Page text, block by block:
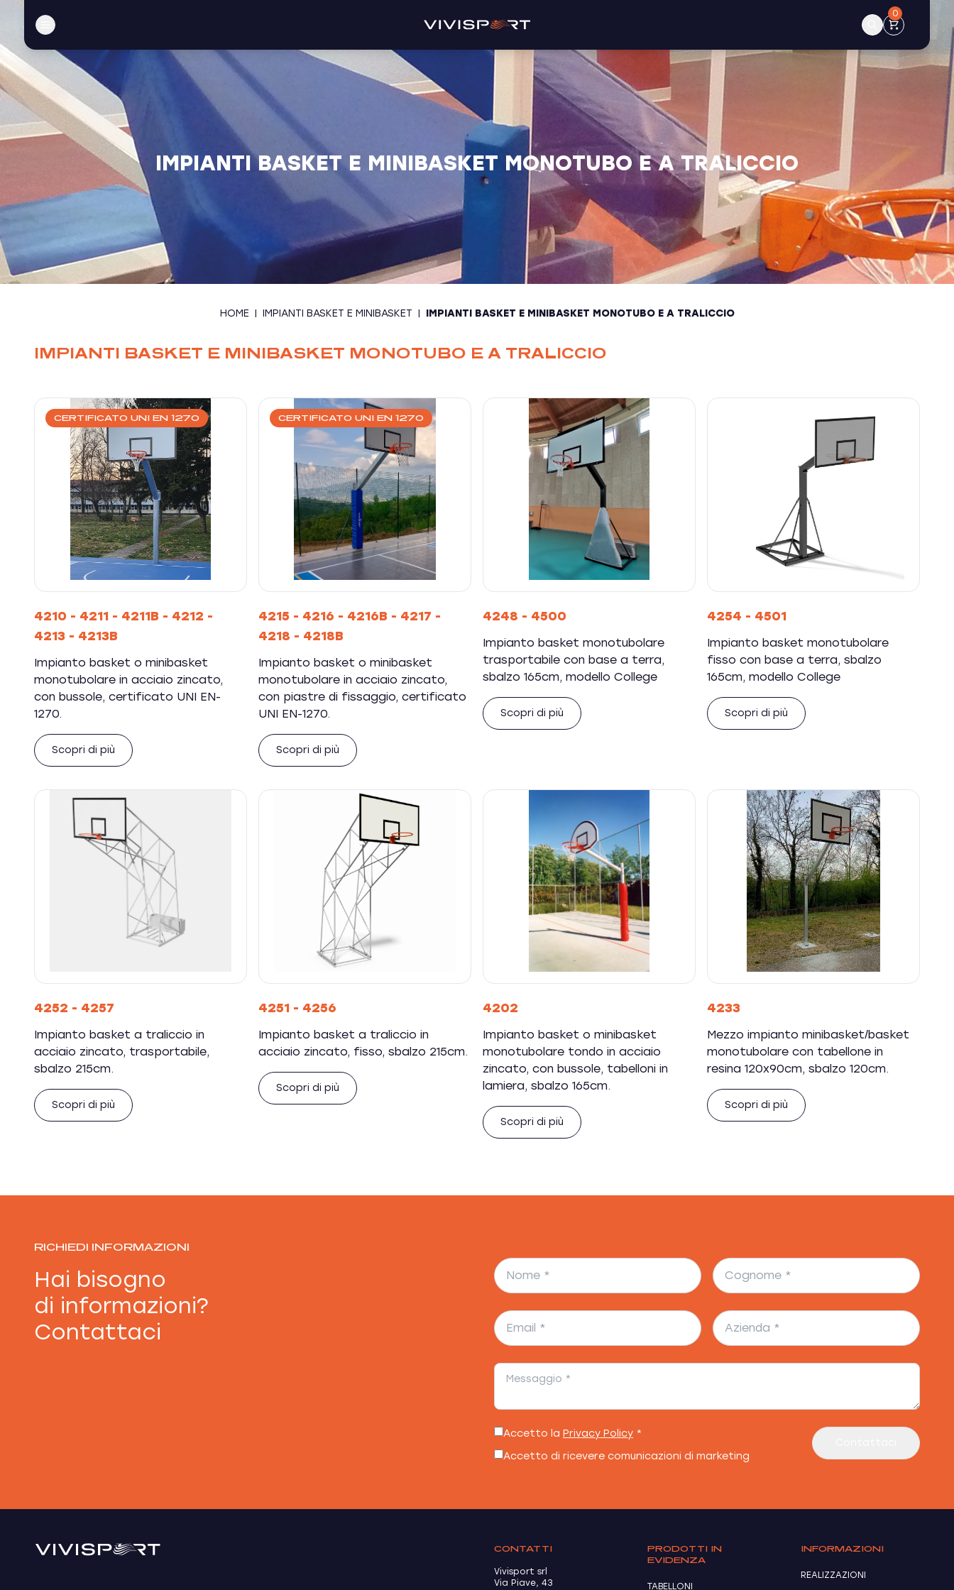
0
IMPIANTI BASKET E MINIBASKET MONOTUBO E A TRALICCIO
HOME | IMPIANTI BASKET E MINIBASKET | IMPIANTI BASKET E MINIBASKET MONOTUBO E A TRALICCIO
IMPIANTI BASKET E MINIBASKET MONOTUBO E A TRALICCIO
CERTIFICATO UNI EN 1270
4210 - 4211 - 4211B - 4212 -
4213 - 4213B
Impianto basket o minibasket
monotubolare in acciaio zincato,
con bussole, certificato UNI EN-
1270.
Scopri di più
CERTIFICATO UNI EN 1270
4215 - 4216 - 4216B - 4217 -
4218 - 4218B
Impianto basket o minibasket
monotubolare in acciaio zincato,
con piastre di fissaggio, certificato
UNI EN-1270.
Scopri di più
4248 - 4500
Impianto basket monotubolare
trasportabile con base a terra,
sbalzo 165cm, modello College
Scopri di più
4254 - 4501
Impianto basket monotubolare
fisso con base a terra, sbalzo
165cm, modello College
Scopri di più
4252 - 4257
Impianto basket a traliccio in
acciaio zincato, trasportabile,
sbalzo 215cm.
Scopri di più
4251 - 4256
Impianto basket a traliccio in
acciaio zincato, fisso, sbalzo 215cm.
Scopri di più
4202
Impianto basket o minibasket
monotubolare tondo in acciaio
zincato, con bussole, tabelloni in
lamiera, sbalzo 165cm.
Scopri di più
4233
Mezzo impianto minibasket/basket
monotubolare con tabellone in
resina 120x90cm, sbalzo 120cm.
Scopri di più
RICHIEDI INFORMAZIONI
Hai bisogno
di informazioni?
Contattaci
Accetto la Privacy Policy *
Accetto di ricevere comunicazioni di marketing
CONTATTI
Vivisport srl
Via Piave, 43
PRODOTTI IN
EVIDENZA
TABELLONI
INFORMAZIONI
REALIZZAZIONI